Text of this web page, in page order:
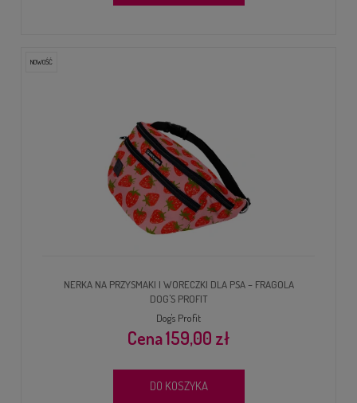
NERKA NA PRZYSMAKI I WORECZKI DLA PSA – FRAGOLA
DOG'S PROFIT
Dog's Profit
159,00 zł
DO KOSZYKA
NOWOŚĆ